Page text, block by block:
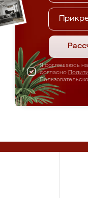
Я соглашаюсь
согласно